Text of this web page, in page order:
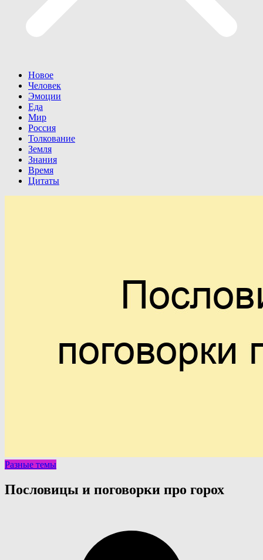
Новое
Человек
Эмоции
Еда
Мир
Россия
Толкование
Земля
Знания
Время
Цитаты
Разные темы
Пословицы и поговорки про горох